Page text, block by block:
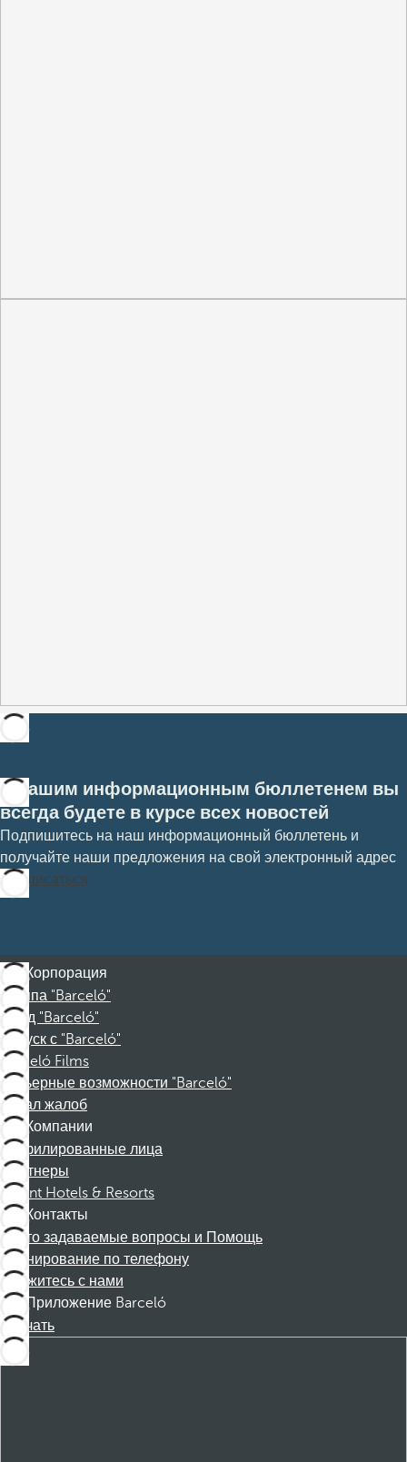
С нашим информационным бюллетенем вы
всегда будете в курсе всех новостей
Подпишитесь на наш информационный бюллетень и
получайте наши предложения на свой электронный адрес
Подписаться
Корпорация
Группа "Barceló"
Фонд "Barceló"
Отпуск с "Barceló"
Barceló Films
Карьерные возможности "Barceló"
Канал жалоб
Компании
Аффилированные лица
Партнеры
Dorint Hotels & Resorts
Контакты
Часто задаваемые вопросы и Помощь
Бронирование по телефону
Свяжитесь с нами
Приложение Barceló
Скачать